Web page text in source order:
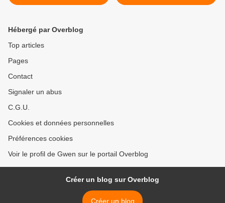
Hébergé par Overblog
Top articles
Pages
Contact
Signaler un abus
C.G.U.
Cookies et données personnelles
Préférences cookies
Voir le profil de Gwen sur le portail Overblog
Créer un blog sur Overblog
Créer un blog